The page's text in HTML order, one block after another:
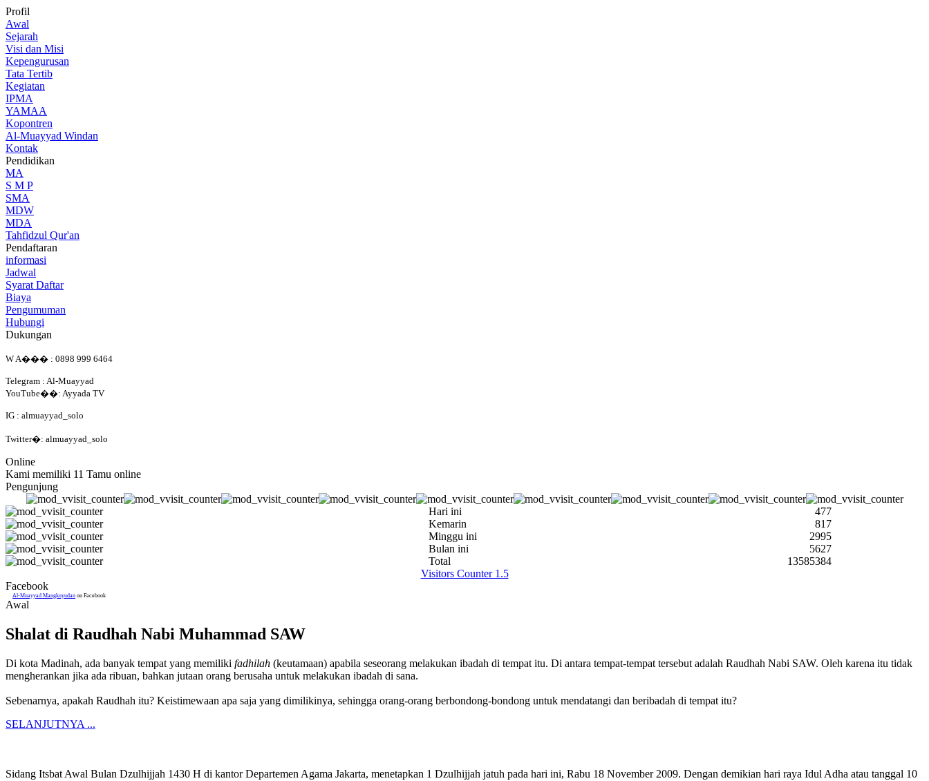
Profil
Awal
Sejarah
Visi dan Misi
Kepengurusan
Tata Tertib
Kegiatan
IPMA
YAMAA
Kopontren
Al-Muayyad Windan
Kontak
Pendidikan
MA
S M P
SMA
MDW
MDA
Tahfidzul Qur'an
Pendaftaran
informasi
Jadwal
Syarat Daftar
Biaya
Pengumuman
Hubungi
Dukungan
W A��� : 0898 999 6464
Telegram : Al-Muayyad
YouTube��: Ayyada TV
IG : almuayyad_solo
Twitter�: almuayyad_solo
Online
Kami memiliki 11 Tamu online
Pengunjung
Hari ini
477
Kemarin
817
Minggu ini
2995
Bulan ini
5627
Total
13585384
Visitors Counter 1.5
Facebook
Al-Muayyad Mangkuyudan on Facebook
Awal
Shalat di Raudhah Nabi Muhammad SAW
Di kota Madinah, ada banyak tempat yang memiliki fadhilah (keutamaan) apabila seseorang melakukan ibadah di tempat itu. Di antara tempat-tempat tersebut adalah Raudhah Nabi SAW. Oleh karena itu tidak
mengherankan jika ada ribuan, bahkan jutaan orang berusaha untuk melakukan ibadah di sana.
Sebenarnya, apakah Raudhah itu? Keistimewaan apa saja yang dimilikinya, sehingga orang-orang berbondong-bondong untuk mendatangi dan beribadah di tempat itu?
SELANJUTNYA ...
Sidang Itsbat Awal Bulan Dzulhijjah 1430 H di kantor Departemen Agama Jakarta, menetapkan 1 Dzulhijjah jatuh pada hari ini, Rabu 18 November 2009. Dengan demikian hari raya Idul Adha atau tanggal 10